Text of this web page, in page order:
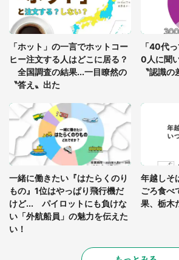
あまりにも四角すぎる猫、
座布団だろ」「食パンの耳」
「ホット」の一言でホットコー
ヒー注文する人はどこに居る？
全国調査の結果...一目瞭然の
〝答え〟出た
「40代
0人に聞
〝認識
一緒に働きたい『はたらくのり
もの』1位はやっぱり飛行機だ
けど... パイロットにも負けな
い「外航船員」の魅力を伝えた
い！
年越しそ
ごろ食べ
果、栃木